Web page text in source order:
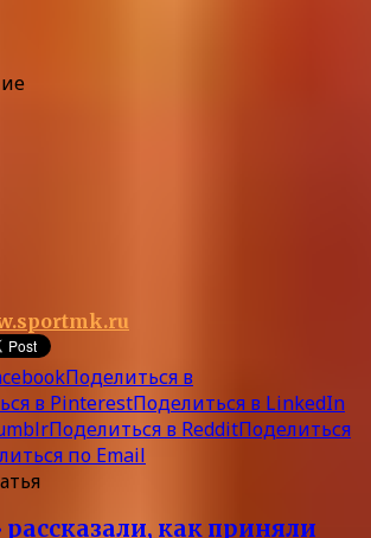
Поделиться в
в PinterestПоделиться в LinkedIn
Поделиться в RedditПоделиться
по Email
как приняли